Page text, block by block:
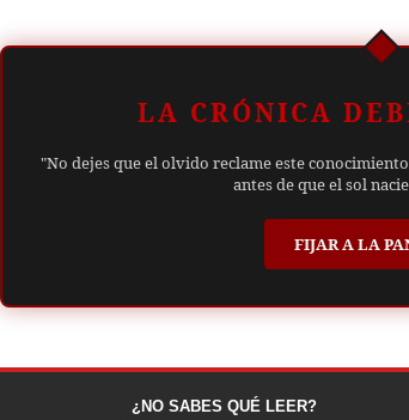
LA CRÓNICA
"No dejes que el olvido reclame este
antes de que el sol
FIJAR A LA
¿NO SABES QUÉ LEER?